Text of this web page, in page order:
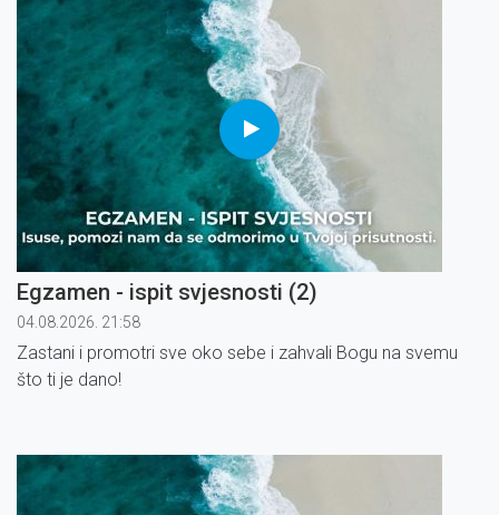
Egzamen - ispit svjesnosti (2)
04.08.2026. 21:58
Zastani i promotri sve oko sebe i zahvali Bogu na svemu
što ti je dano!